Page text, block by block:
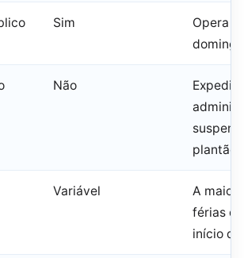
Sim
Opera
Não
plantão
Variável
A
férias
início